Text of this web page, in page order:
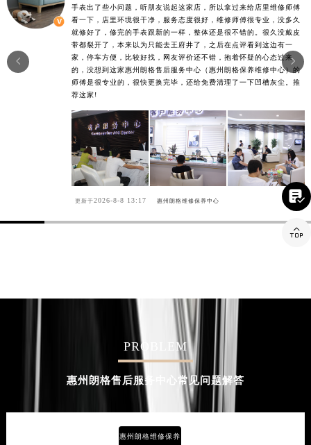
手表出了些小问题，听朋友说起这家店，所以拿过来给店里维修师傅
看一下，店里环境很干净，服务态度很好，维修师傅很专业，没多久
就修好了，修完的手表跟新的一样，整体还是很不错的。很久没戴皮
带都裂开了，本来以为只能去王府井了，之后在点评看到这边有一
家，停车方便，比较好找，网友评价还不错，抱着怀疑的心态过来
的，没想到这家惠州朗格售后服务中心（惠州朗格保养维修中心）的
师傅是很专业的，很快更换完毕，还给免费清理了一下凹槽灰尘。推
荐这家!
更新于2026-8-8 13:17 惠州朗格维修保养中心


PROBLEM
惠州朗格售后服务中心常见问题解答
惠州朗格维修保养

